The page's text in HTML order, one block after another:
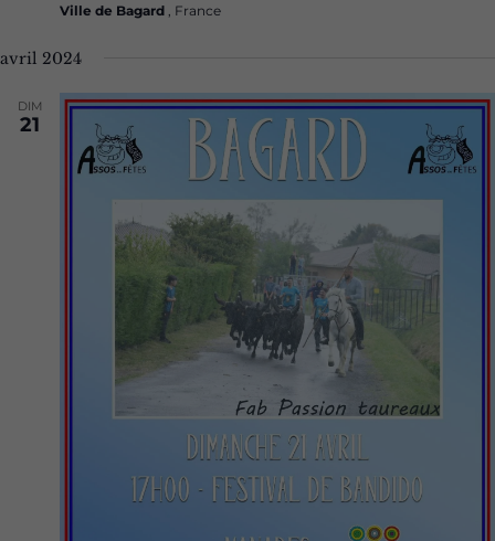
Ville de Bagard , France
avril 2024
DIM
21